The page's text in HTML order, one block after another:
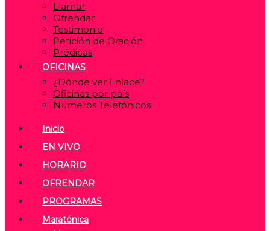
Llamar
Ofrendar
Testimonio
Petición de Oración
Prédicas
OFICINAS
¿Dónde ver Enlace?
Oficinas por país
Números Telefónicos
Inicio
EN VIVO
HORARIO
OFRENDAR
PROGRAMAS
Maratónica